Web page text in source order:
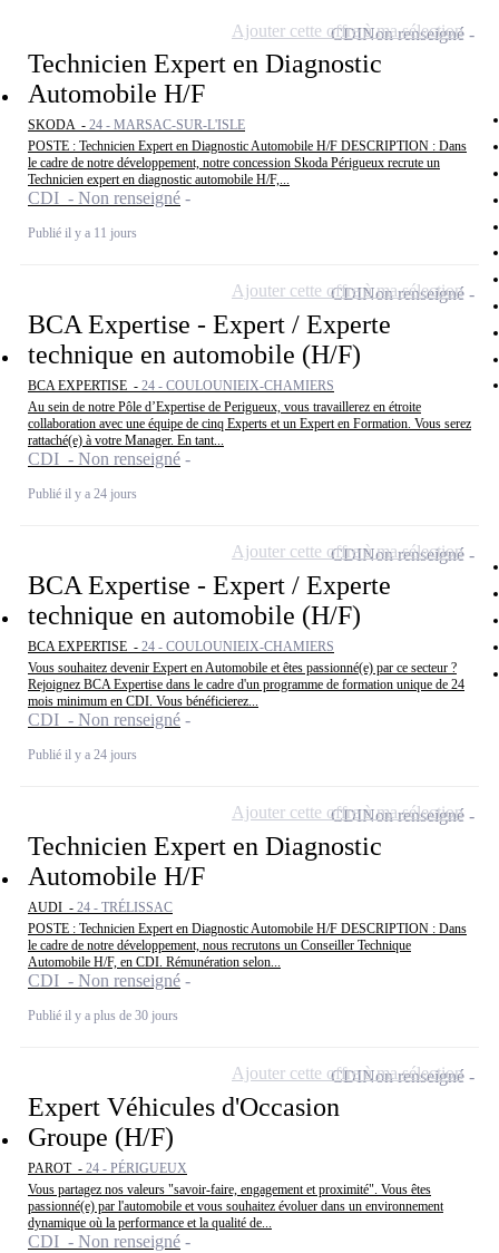
Technicien Expert en Diagnostic
Automobile H/F
SKODA - 24 - MARSAC-SUR-L'ISLE
POSTE : Technicien Expert en Diagnostic Automobile H/F DESCRIPTION : Dans
le cadre de notre développement, notre concession Skoda Périgueux recrute un
Technicien expert en diagnostic automobile H/F,...
CDI - Non renseigné
Publié il y a 11 jours
CDINon renseigné
Ajouter cette offre à ma sélection
BCA Expertise - Expert / Experte
technique en automobile (H/F)
BCA EXPERTISE - 24 - COULOUNIEIX-CHAMIERS
Au sein de notre Pôle d’Expertise de Perigueux, vous travaillerez en étroite
collaboration avec une équipe de cinq Experts et un Expert en Formation. Vous serez
rattaché(e) à votre Manager. En tant...
CDI - Non renseigné
Publié il y a 24 jours
CDINon renseigné
Ajouter cette offre à ma sélection
BCA Expertise - Expert / Experte
technique en automobile (H/F)
BCA EXPERTISE - 24 - COULOUNIEIX-CHAMIERS
Vous souhaitez devenir Expert en Automobile et êtes passionné(e) par ce secteur ?
Rejoignez BCA Expertise dans le cadre d'un programme de formation unique de 24
mois minimum en CDI. Vous bénéficierez...
CDI - Non renseigné
Publié il y a 24 jours
CDINon renseigné
Ajouter cette offre à ma sélection
Technicien Expert en Diagnostic
Automobile H/F
AUDI - 24 - TRÉLISSAC
POSTE : Technicien Expert en Diagnostic Automobile H/F DESCRIPTION : Dans
le cadre de notre développement, nous recrutons un Conseiller Technique
Automobile H/F, en CDI. Rémunération selon...
CDI - Non renseigné
Publié il y a plus de 30 jours
CDINon renseigné
Ajouter cette offre à ma sélection
Expert Véhicules d'Occasion
Groupe (H/F)
PAROT - 24 - PÉRIGUEUX
Vous partagez nos valeurs "savoir-faire, engagement et proximité". Vous êtes
passionné(e) par l'automobile et vous souhaitez évoluer dans un environnement
dynamique où la performance et la qualité de...
CDI - Non renseigné
CDINon renseigné
Ajouter cette offre à ma sélection